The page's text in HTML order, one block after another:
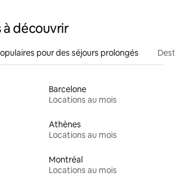
découvrir
pour des séjours prolongés
Barcelone
Locations au mois
Athènes
Locations au mois
Montréal
Locations au mois